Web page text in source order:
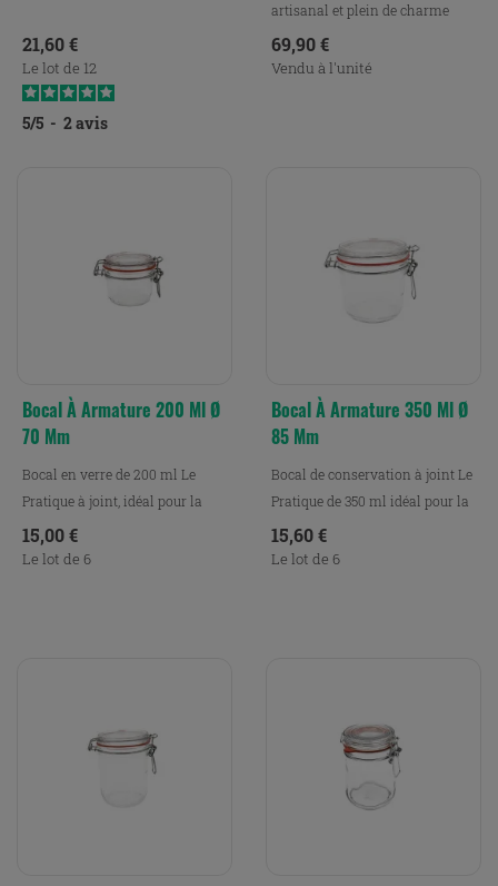
Prix
21,60 €
Le lot de 12
5/5 - 2avis
artisanal et plein de charme
avec notre pack Mes...
Prix
69,90 €
Vendu à l'unité
Bocal À Armature 200 Ml Ø
70 Mm
Bocal en verre de 200 ml Le
Pratique à joint, idéal pour la
conservation, la...
Prix
15,00 €
Le lot de 6
Bocal À Armature 350 Ml Ø
85 Mm
Bocal de conservation à joint Le
Pratique de 350 ml idéal pour la
conservation,...
Prix
15,60 €
Le lot de 6